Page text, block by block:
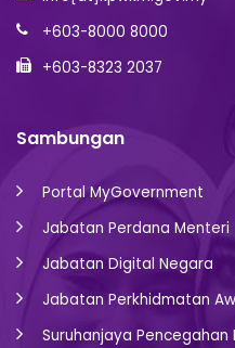
+603-8000 8000
+603-8323 2037
Sambungan
Portal MyGovernment
Jabatan Perdana Menteri
Jabatan Digital Negara
Jabatan Perkhidmatan
Suruhanjaya Pencegahan